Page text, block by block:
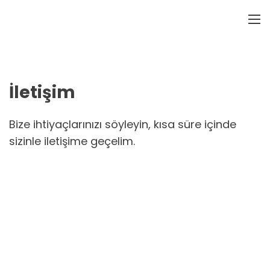
İletişim
Bize ihtiyaçlarınızı söyleyin, kısa süre içinde
sizinle iletişime geçelim.